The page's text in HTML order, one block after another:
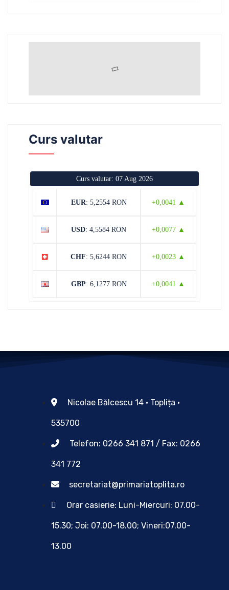
Curs valutar
Curs valutar: 07 Aug 2026
EUR: 5,2554 RON +0,0041 ▲
USD: 4,5584 RON +0,0077 ▲
CHF: 5,6244 RON +0,0023 ▲
GBP: 6,1277 RON +0,0041 ▲
Nicolae Bălcescu 14 • Toplița •
535700
Telefon: 0266 341 871 / Fax: 0266
341 772
secretariat@primariatoplita.ro
Orar casierie: Luni-Miercuri: 07.00-
15.30; Joi: 07.00-18.00; Vineri:07.00-
13.00